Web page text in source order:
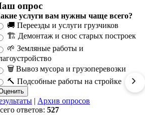
опрос
услуги вам нужны чаще всего?
🚚 Переезды и услуги грузчиков
🏗️ Демонтаж и снос старых построек
🌱 Земляные работы и
🗑️ Вывоз мусора и грузоперевозки
🔨 Подсобные работы на стройке
| Архив опросов
ответов: 527